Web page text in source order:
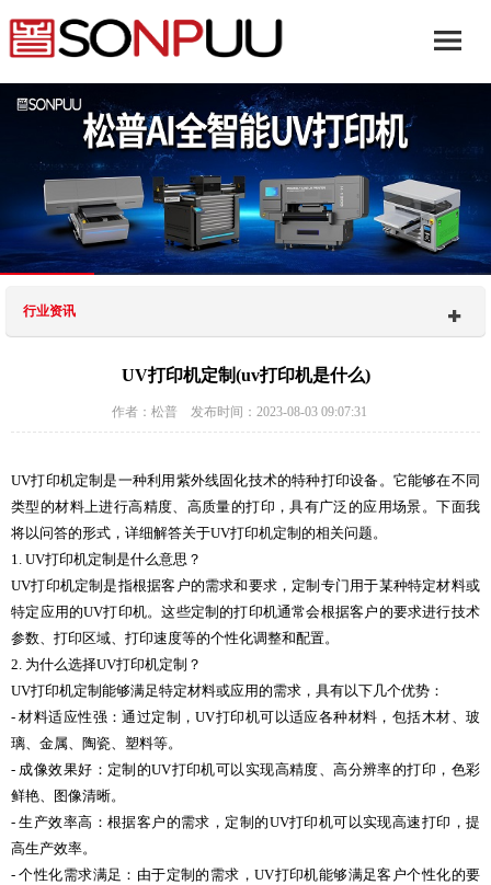
行业资讯
UV打印机定制(uv打印机是什么)
作者：松普 发布时间：2023-08-03 09:07:31
UV打印机定制是一种利用紫外线固化技术的特种打印设备。它能够在不同
类型的材料上进行高精度、高质量的打印，具有广泛的应用场景。下面我
将以问答的形式，详细解答关于UV打印机定制的相关问题。
1. UV打印机定制是什么意思？
UV打印机定制是指根据客户的需求和要求，定制专门用于某种特定材料或
特定应用的UV打印机。这些定制的打印机通常会根据客户的要求进行技术
参数、打印区域、打印速度等的个性化调整和配置。
2. 为什么选择UV打印机定制？
UV打印机定制能够满足特定材料或应用的需求，具有以下几个优势：
- 材料适应性强：通过定制，UV打印机可以适应各种材料，包括木材、玻
璃、金属、陶瓷、塑料等。
- 成像效果好：定制的UV打印机可以实现高精度、高分辨率的打印，色彩
鲜艳、图像清晰。
- 生产效率高：根据客户的需求，定制的UV打印机可以实现高速打印，提
高生产效率。
- 个性化需求满足：由于定制的需求，UV打印机能够满足客户个性化的要